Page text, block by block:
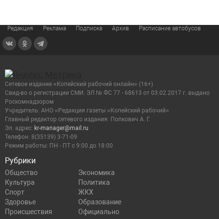
Редакция Реклама Подписка Архив Расписание автобусов
Рубрики
Общество
Экономика
Культура
Политика
Спорт
ЖКХ
Здоровье
Образование
Происшествия
Официально
Сетевое издание «Копейский рабочий онлайн» (16+)
Cвид-во о регистрации СМИ: ЭЛ № ФС 77 - 68613 от 03.02.2017 г. выдано
Роскомнадзором
Учредитель: АНО «Редакция газеты «Копейский рабочий»
Главный редактор сетевого издания: Попкович А. Г.
Эл. адрес: kr-manager@mail.ru
Телефон: 8(35139) 3-71-09
Режим работы: ПН - ПТ с 9:00 до 18:00